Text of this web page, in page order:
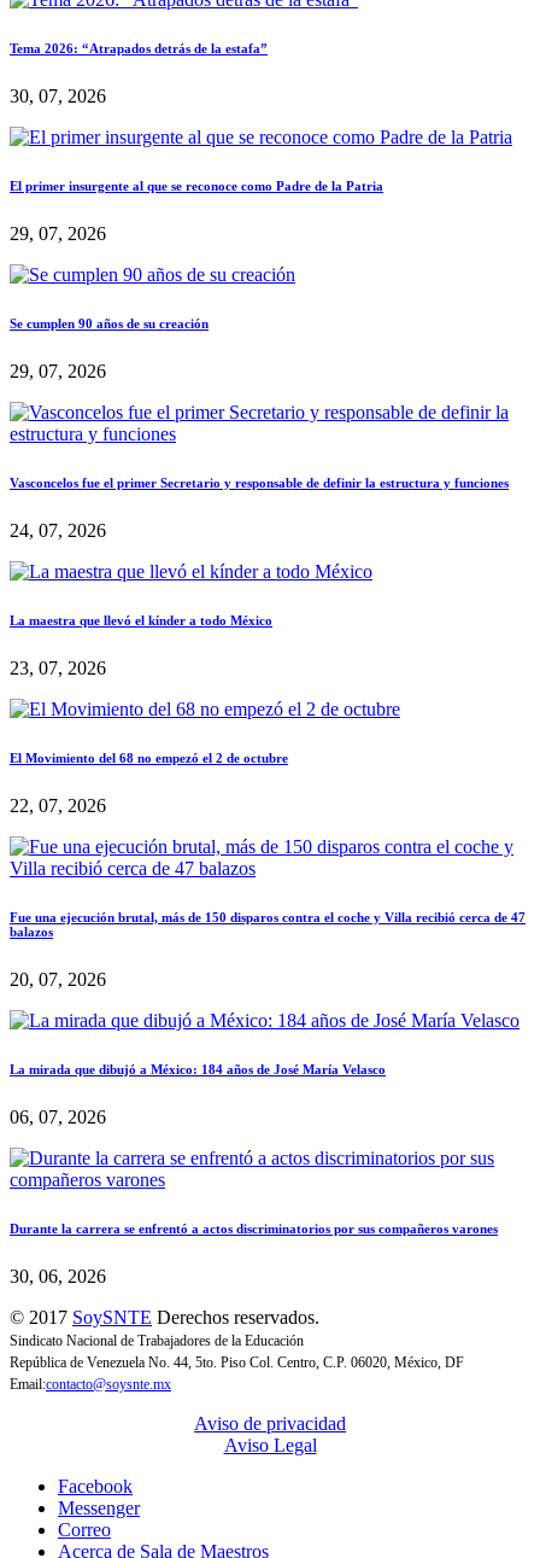
Tema 2026: “Atrapados detrás de la estafa”
30, 07, 2026
El primer insurgente al que se reconoce como Padre de la Patria
29, 07, 2026
Se cumplen 90 años de su creación
29, 07, 2026
Vasconcelos fue el primer Secretario y responsable de definir la estructura y funciones
24, 07, 2026
La maestra que llevó el kínder a todo México
23, 07, 2026
El Movimiento del 68 no empezó el 2 de octubre
22, 07, 2026
Fue una ejecución brutal, más de 150 disparos contra el coche y Villa recibió cerca de 47
balazos
20, 07, 2026
La mirada que dibujó a México: 184 años de José María Velasco
06, 07, 2026
Durante la carrera se enfrentó a actos discriminatorios por sus compañeros varones
30, 06, 2026
© 2017 SoySNTE Derechos reservados.
Sindicato Nacional de Trabajadores de la Educación
República de Venezuela No. 44, 5to. Piso Col. Centro, C.P. 06020, México, DF
Email:contacto@soysnte.mx
Aviso de privacidad
Aviso Legal
Facebook
Messenger
Correo
Acerca de Sala de Maestros